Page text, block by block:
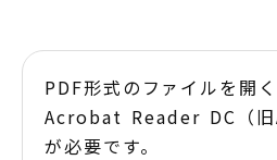
PDF形式のファイルを開
Acrobat Reader DC（旧
が必要です。